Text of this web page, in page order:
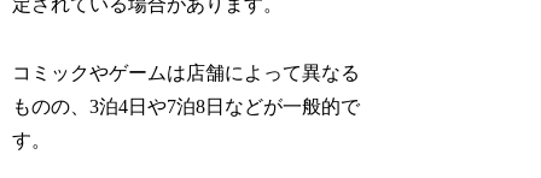
定されている場合があります。
コミックやゲームは店舗によって異なる
ものの、3泊4日や7泊8日などが一般的で
す。